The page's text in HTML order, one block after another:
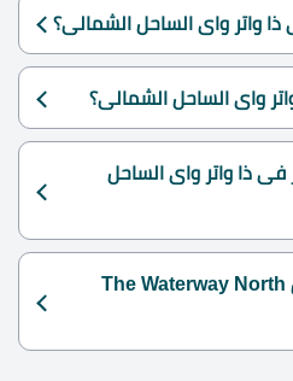
واتر واى الساحل الشمالى؟
واى الساحل الشمالى؟
فى ذا واتر واى الساحل
من هي الشركة المنفذة ل The Waterway North